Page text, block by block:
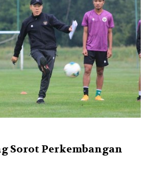
Sorot Perkembangan